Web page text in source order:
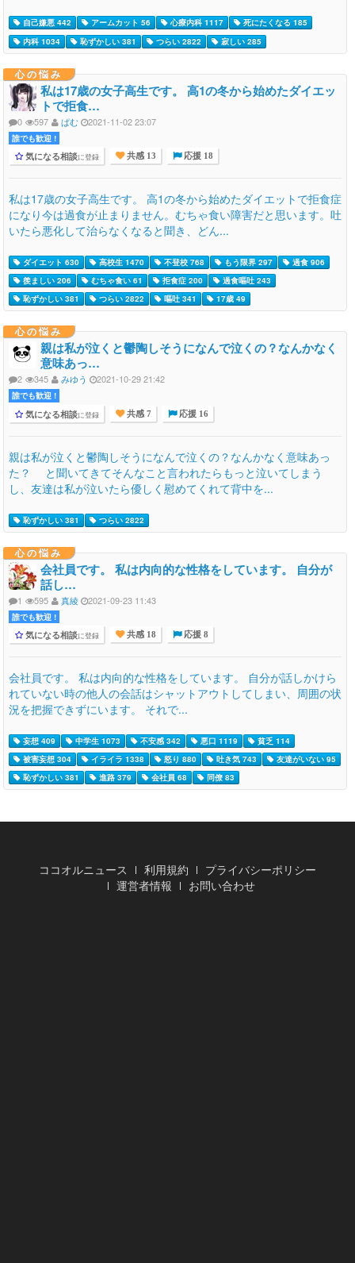
自己嫌悪 442 アームカット 56 心療内科 1117
死にたくなる 185
内科 1034
恥ずかしい 381 つらい 2822 寂しい 285
心の悩み
私は17歳の女子高生です。 高1の冬から始めたダイエッ
トで拒食…
0 597 ぱむ 2021-11-02 23:07
誰でも歓迎 !
気になる相談に登録 共感 13 応援 18
私は17歳の女子高生です。 高1の冬から始めたダイエットで拒食症
になり今は過食が止まりません。むちゃ食い障害だと思います。吐
いたら悪化して治らなくなると聞き、どん...
ダイエット 630 高校生 1470 不登校 768 もう限界 297
過食 906
羨ましい 206
むちゃ食い 61 拒食症 200
過食嘔吐 243
恥ずかしい 381
つらい 2822 嘔吐 341 17歳 49
心の悩み
親は私が泣くと鬱陶しそうになんで泣くの？なんかなく
意味あっ…
2 345 みゆう 2021-10-29 21:42
誰でも歓迎 !
気になる相談に登録 共感 7 応援 16
親は私が泣くと鬱陶しそうになんで泣くの？なんかなく意味あっ
た？ と聞いてきてそんなこと言われたらもっと泣いてしまう
し、友達は私が泣いたら優しく慰めてくれて背中を...
恥ずかしい 381 つらい 2822
心の悩み
会社員です。 私は内向的な性格をしています。 自分が
話し…
1 595 真綾 2021-09-23 11:43
誰でも歓迎 !
気になる相談に登録 共感 18 応援 8
会社員です。 私は内向的な性格をしています。 自分が話しかけら
れていない時の他人の会話はシャットアウトしてしまい、周囲の状
況を把握できずにいます。 それで...
妄想 409 中学生 1073 不安感 342 悪口 1119
貧乏 114
被害妄想 304
イライラ 1338 怒り 880 吐き気 743
友達がいない 95
恥ずかしい 381
進路 379 会社員 68 同僚 83
ココオルニュース 利用規約
プライバシーポリシー
運営者情報
お問い合わせ